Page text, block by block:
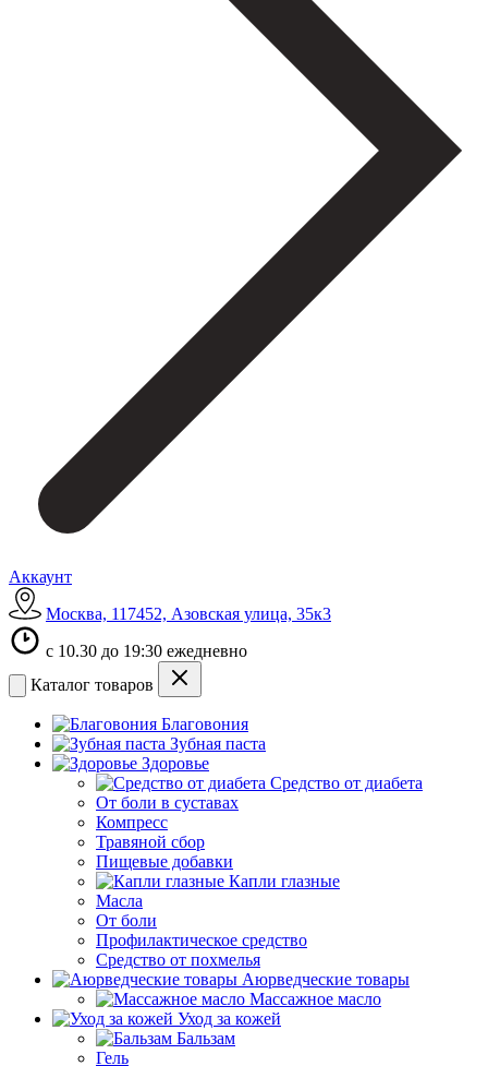
Аккаунт
Москва, 117452, Азовская улица, 35к3
с 10.30 до 19:30 ежедневно
Каталог товаров
Благовония
Зубная паста
Здоровье
Средство от диабета
От боли в суставах
Компресс
Травяной сбор
Пищевые добавки
Капли глазные
Масла
От боли
Профилактическое средство
Средство от похмелья
Аюрведческие товары
Массажное масло
Уход за кожей
Бальзам
Гель